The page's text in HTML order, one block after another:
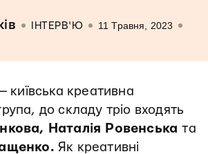
ІНТЕРВ'Ю 11 Травня, 2023
київська креативна
до складу тріо входять
Наталія Ровенськата
Як креативні